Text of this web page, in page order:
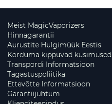
Meist MagicVaporizers
Hinnagarantii
Aurustite Hulgimüük Eestis
Korduma kippuvad küsimused
Transpordi Informatsioon
Tagastuspoliitika
Ettevõtte Informatsioon
Garantiijuhtum